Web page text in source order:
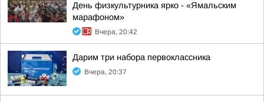
День физкультурника ярко - «Ямальским
марафоном»
Вчера, 20:42
Дарим три набора первоклассника
Вчера, 20:37